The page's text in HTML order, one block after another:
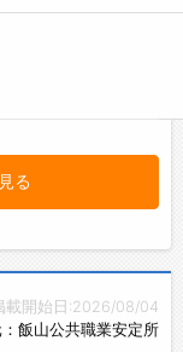
る
載開始日:2026/08/04
飯山公共職業安定所